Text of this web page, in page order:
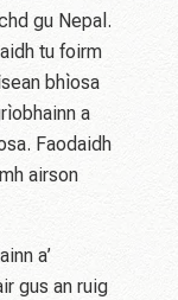
gu Nepal.
tu foirm
bhìosa
a
Faodaidh
airson
a’
gus an ruig